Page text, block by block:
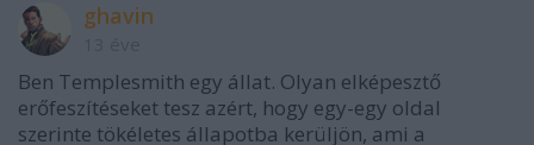
ghavin
Ben Templesmith egy állat. Olyan elképesztő
erőfeszítéseket tesz azért, hogy egy-egy oldal
szerinte tökéletes állapotba kerüljön, ami a